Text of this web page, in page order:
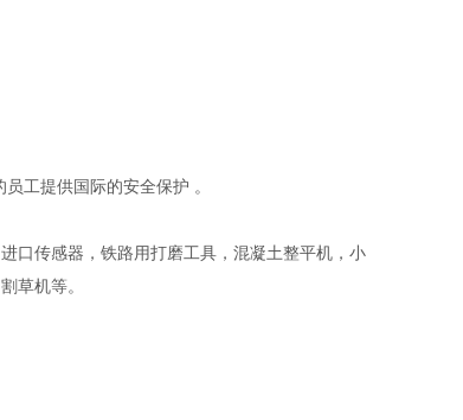
工提供国际的安全保护 。
口传感器，铁路用打磨工具，混凝土整平机，小
草机等。